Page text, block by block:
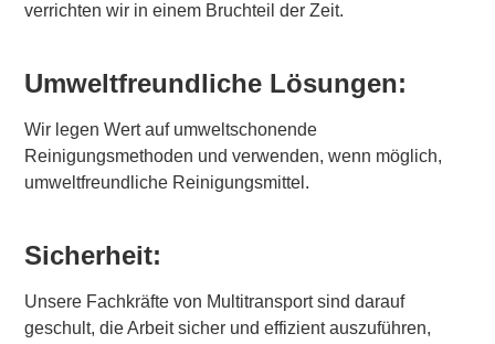
verrichten wir in einem Bruchteil der Zeit.
Umweltfreundliche Lösungen:
Wir legen Wert auf umweltschonende
Reinigungsmethoden und verwenden, wenn möglich,
umweltfreundliche Reinigungsmittel.
Sicherheit:
Unsere Fachkräfte von Multitransport sind darauf
geschult, die Arbeit sicher und effizient auszuführen,